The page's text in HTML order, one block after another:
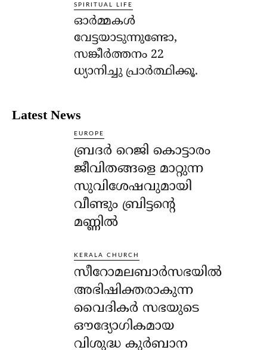
SPIRITUAL LIFE
ഓര്‍മ്മകള്‍
വേട്ടയാടുന്നുണ്ടോ,
സങ്കീര്‍ത്തനം 22
ധ്യാനിച്ചു പ്രാര്‍ത്ഥിക്കൂ.
Latest News
EUROPE
ബ്രദർ റെജി കൊട്ടാരം
ജീവിതങ്ങളെ മാറ്റുന്ന
സുവിശേഷവുമായി
വീണ്ടും ബ്രിട്ടന്റെ
മണ്ണിൽ
KERALA CHURCH
സീറോമലബാർസഭയിൽ
അഭിഷിക്തരാകുന്ന
വൈദികർ സഭയുടെ
ഔദ്യോഗികമായ
വിശുദ്ധ കുർബാന